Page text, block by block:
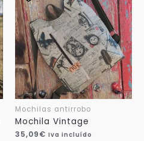
Mochilas antirrobo
Mochila Vintage
35,09€ Iva incluído